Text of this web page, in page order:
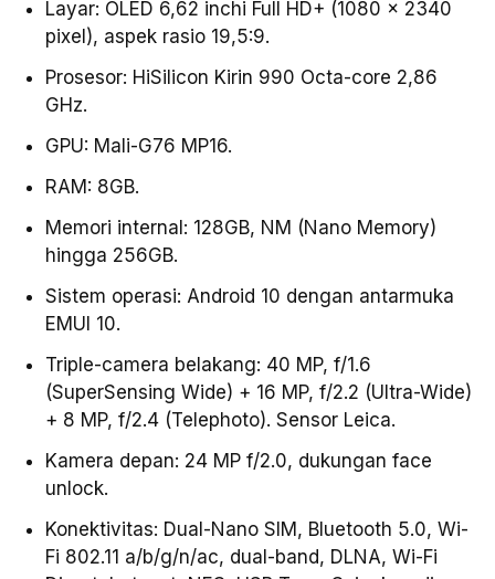
Layar: OLED 6,62 inchi Full HD+ (1080 x 2340
pixel), aspek rasio 19,5:9.
Prosesor: HiSilicon Kirin 990 Octa-core 2,86
GHz.
GPU: Mali-G76 MP16.
RAM: 8GB.
Memori internal: 128GB, NM (Nano Memory)
hingga 256GB.
Sistem operasi: Android 10 dengan antarmuka
EMUI 10.
Triple-camera belakang: 40 MP, f/1.6
(SuperSensing Wide) + 16 MP, f/2.2 (Ultra-Wide)
+ 8 MP, f/2.4 (Telephoto). Sensor Leica.
Kamera depan: 24 MP f/2.0, dukungan face
unlock.
Konektivitas: Dual-Nano SIM, Bluetooth 5.0, Wi-
Fi 802.11 a/b/g/n/ac, dual-band, DLNA, Wi-Fi